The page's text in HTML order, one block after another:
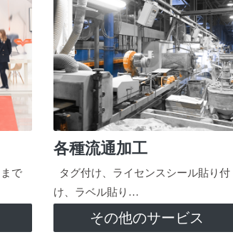
で
各種流通加工
タグ付け、ライセンスシール貼り付
け、ラベル貼り…
その他のサービス